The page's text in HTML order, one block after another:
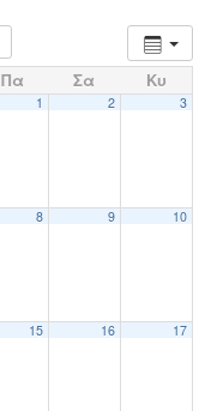
Πα Σα Κυ
1 2 3
8 9 10
15 16 17